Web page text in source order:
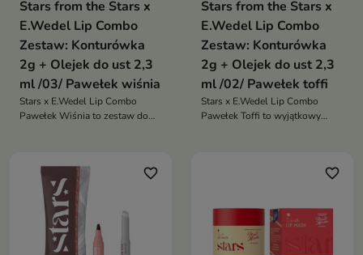
Stars from the Stars x
E.Wedel Lip Combo
Zestaw: Konturówka
2g + Olejek do ust 2,3
ml /03/ Pawełek wiśnia
Stars x E.Wedel Lip Combo
Pawełek Wiśnia to zestaw do
soczysty blask i efekt
pełniejszych, zadbanych ust
Stars from the Stars x
E.Wedel Lip Combo
Zestaw: Konturówka
2g + Olejek do ust 2,3
ml /02/ Pawełek toffi
Stars x E.Wedel Lip Combo
Pawełek Toffi to wyjątkowy
idealnie podkreślone, pełniejsze
favorite_border favorite_border